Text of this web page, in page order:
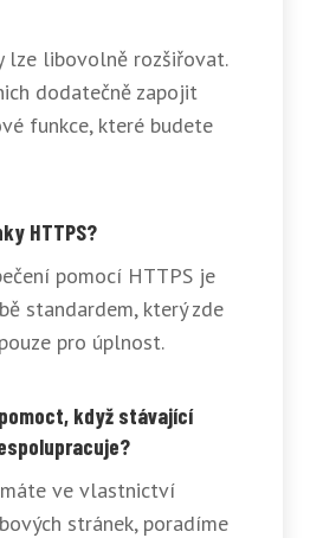
lze libovolně rozšiřovat.
dodatečně zapojit
funkce, které budete
HTTPS?
pomocí HTTPS je
standardem, který zde
pro úplnost.
když stávající
ve vlastnictví
stránek, poradíme